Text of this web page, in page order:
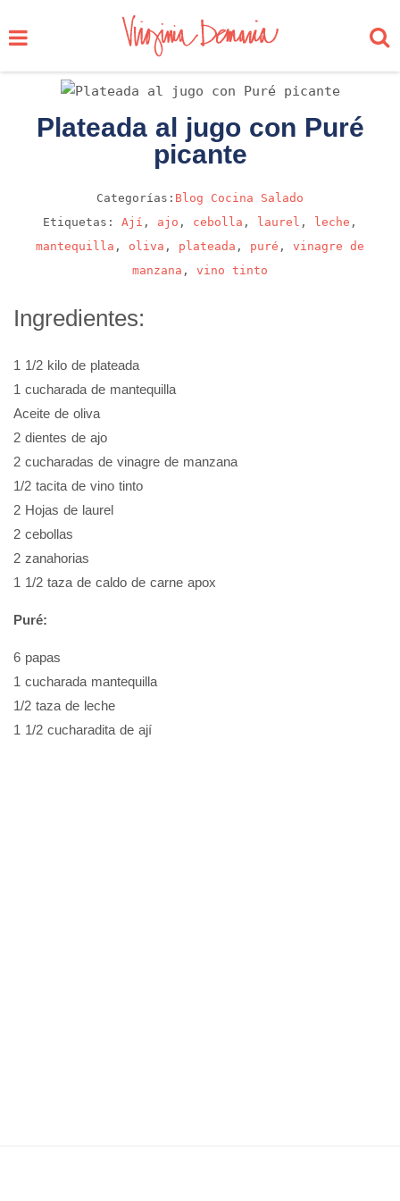
Plateada al jugo con Puré
picante
Categorías: Blog Cocina
Salado
Etiquetas: Ají , ajo , cebolla , laurel , leche ,
mantequilla , oliva , plateada , puré , vinagre de
manzana , vino tinto
Ingredientes:
1 1/2 kilo de plateada
1 cucharada de mantequilla
Aceite de oliva
2 dientes de ajo
2 cucharadas de vinagre de manzana
1/2 tacita de vino tinto
2 Hojas de laurel
2 cebollas
2 zanahorias
1 1/2 taza de caldo de carne apox
Puré:
6 papas
1 cucharada mantequilla
1/2 taza de leche
1 1/2 cucharadita de ají